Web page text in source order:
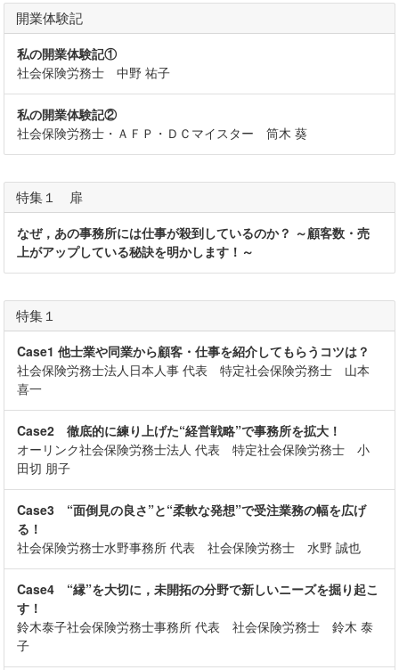
開業体験記
私の開業体験記①
社会保険労務士 中野 祐子
私の開業体験記②
社会保険労務士・ＡＦＰ・ＤＣマイスター 筒木 葵
特集１ 扉
なぜ，あの事務所には仕事が殺到しているのか？ ～顧客数・売
上がアップしている秘訣を明かします！～
特集１
Case1 他士業や同業から顧客・仕事を紹介してもらうコツは？
社会保険労務士法人日本人事 代表 特定社会保険労務士 山本
喜一
Case2 徹底的に練り上げた“経営戦略”で事務所を拡大！
オーリンク社会保険労務士法人 代表 特定社会保険労務士 小
田切 朋子
Case3 “面倒見の良さ”と“柔軟な発想”で受注業務の幅を広げ
る！
社会保険労務士水野事務所 代表 社会保険労務士 水野 誠也
Case4 “縁”を大切に，未開拓の分野で新しいニーズを掘り起こ
す！
鈴木泰子社会保険労務士事務所 代表 社会保険労務士 鈴木 泰
子